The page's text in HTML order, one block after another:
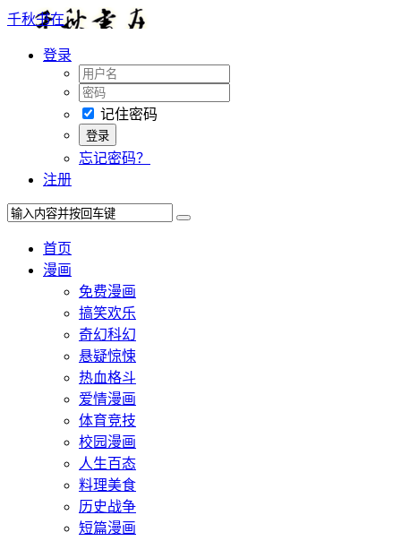
千秋书在
登录
记住密码
忘记密码？
注册
首页
漫画
免费漫画
搞笑欢乐
奇幻科幻
悬疑惊悚
热血格斗
爱情漫画
体育竞技
校园漫画
人生百态
料理美食
历史战争
短篇漫画